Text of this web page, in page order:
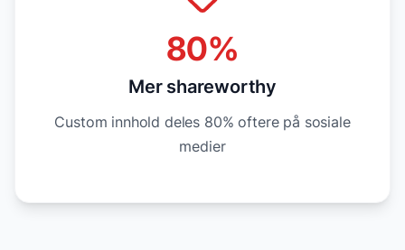
80%
Mer shareworthy
Custom innhold deles 80% oftere på sosiale
medier